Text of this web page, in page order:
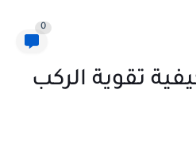
0
تقوية الركب